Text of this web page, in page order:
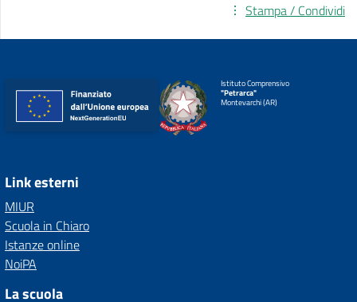
Stampa / Condividi
Istituto Comprensivo
"Petrarca"
Montevarchi (AR)
Link esterni
MIUR
Scuola in Chiaro
Istanze online
NoiPA
La scuola